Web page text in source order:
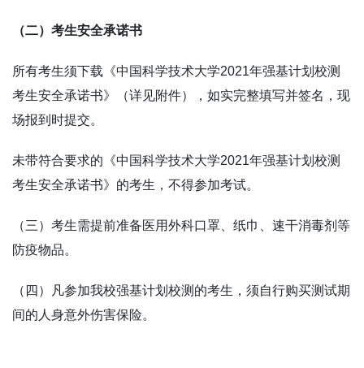
（二）考生安全承诺书
所有考生须下载《中国科学技术大学2021年强基计划校测
考生安全承诺书》（详见附件），如实完整填写并签名，现
场报到时提交。
未带符合要求的《中国科学技术大学2021年强基计划校测
考生安全承诺书》的考生，不得参加考试。
（三）考生需提前准备医用外科口罩、纸巾、速干消毒剂等
防疫物品。
（四）凡参加我校强基计划校测的考生，须自行购买测试期
间的人身意外伤害保险。